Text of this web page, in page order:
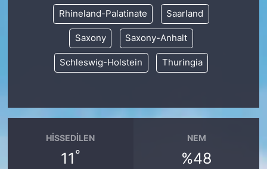
Rhineland-Palatinate Saarland
Saxony Saxony-Anhalt
Schleswig-Holstein Thuringia
HISSEDILEN
11°
NEM
%48